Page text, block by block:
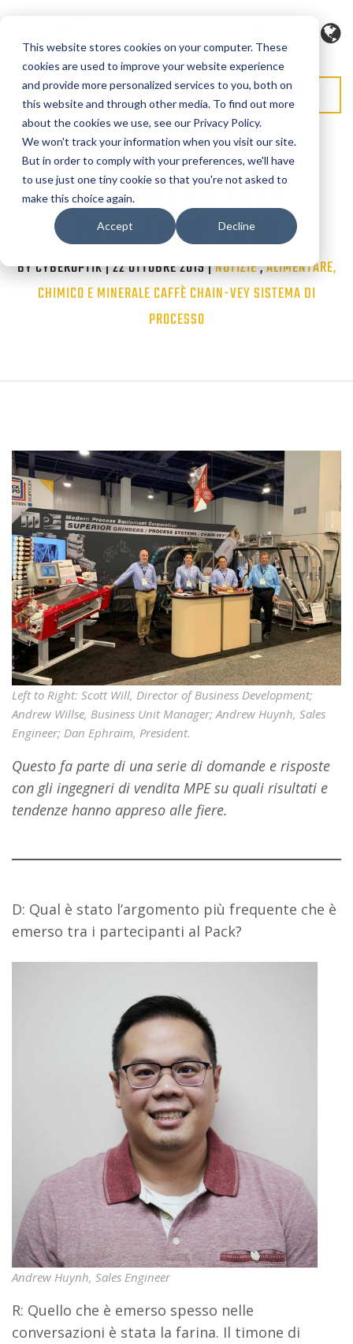
This website stores cookies on your computer. These
cookies are used to improve your website experience
and provide more personalized services to you, both on
this website and through other media. To find out more
about the cookies we use, see our Privacy Policy.
We won't track your information when you visit our site.
But in order to comply with your preferences, we'll have
to use just one tiny cookie so that you're not asked to
make this choice again.
Accept Decline
RICHIEDI PREVENTIVO RICHIEDI ASSISTENZA
Risultati da Pack
Expo/IBIE 2019
Categorie
BY CYBEROPTIK | 22 OTTOBRE 2019 |NOTIZIE,ALIMENTARE,
CHIMICO E MINERALE CAFFÈ CHAIN-VEYSISTEMA DI
PROCESSO
Left to Right: Scott Will, Director of Business Development;
Andrew Willse, Business Unit Manager; Andrew Huynh, Sales
Engineer; Dan Ephraim, President.
Questo fa parte di una serie di domande e risposte
con gli ingegneri di vendita MPE su quali risultati e
tendenze hanno appreso alle fiere.
D: Qual è stato l’argomento più frequente che è
emerso tra i partecipanti al Pack?
Andrew Huynh, Sales Engineer
R: Quello che è emerso spesso nelle
conversazioni è stata la farina. Il timone di